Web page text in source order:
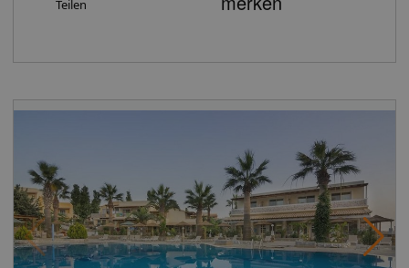
Badetücher (inklusive), 1x pro Aufenthalt Frühstück im
Flaschen Wein, 4 Softdrinks, 2 Bier, 2 Fruchtsäfte, 4
ein reserviertes Bali-Bett/Himmelbett am Pool (V2L).
Doppel Superior Meerblick verfügen sie zusätzlich über
die gleichen Annehmlichkeiten wie die Doppel-Deluxe
VIP (VI2). Familienzimmer Deluxe: Gleiche Ausstattung
wie die Doppelzimmer Deluxe, befinden sich jedoch im
Erdgeschoss und verfügen über einen separaten
Schlafraum, der durch eine Schiebetür getrennt ist
Kontakt zu bleiben. Im Supermarkt lassen sich Güter für
ein Spielplatz gehören zum Gelände des Komplexes.
GebührLiftGartenanlage, SonnenterrassePool:
OutdoorKinderpoolMinimarktDiskothek/NachtclubInternet:
WLAN/WiFi, im öffentlichen Bereich: gegen
GebührZahlungsarten: TUI Card / VISA, MasterCard, EC
Karte/MaestroParkmöglichkeiten: Parkplatz (nach
Verfügbarkeit), unbewacht: gegen GebührEtagen: 2,
Teilen